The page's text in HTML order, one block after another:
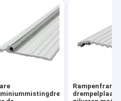
Rampenframe
drempelplaat